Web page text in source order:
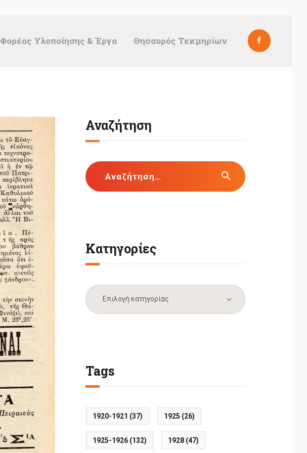
Φορέας Υλοποίησης & Έργα Θησαυρός Τεκμηρίων
Αναζήτηση
Αναζήτηση
για:
Κατηγορίες
Κατηγορίες
Tags
1920-1921 (37) 1925 (26)
1925-1926 (132) 1928 (47)